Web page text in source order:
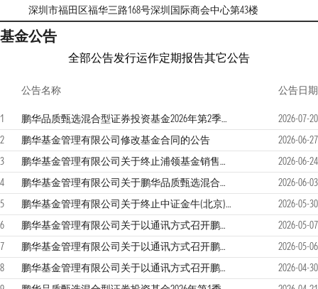
深圳市福田区福华三路168号深圳国际商会中心第43楼
基金公告
全部公告发行运作定期报告其它公告
公告名称 公告日期
1 鹏华品质甄选混合型证券投资基金2026年第2季度报告
2026-07-20
2
鹏华基金管理有限公司修改基金合同的公告
2026-06-27
3
鹏华基金管理有限公司关于终止浦领基金销售有限公司办理本公司旗下基金销售业务的公告
2026-06-24
4
鹏华基金管理有限公司关于鹏华品质甄选混合型证券投资基金基金份额持有人大会会议情况的公告
2026-06-03
5
鹏华基金管理有限公司关于终止中证金牛(北京)基金销售有限公司办理本公司旗下基金销售业务的公告
2026-05-30
6
鹏华基金管理有限公司关于以通讯方式召开鹏华品质甄选混合型证券投资基金基金份额持有人大会的第二次提示性公告
2026-05-07
7
鹏华基金管理有限公司关于以通讯方式召开鹏华品质甄选混合型证券投资基金基金份额持有人大会的第一次提示性公告
2026-05-06
8
鹏华基金管理有限公司关于以通讯方式召开鹏华品质甄选混合型证券投资基金基金份额持有人大会的公告
2026-04-30